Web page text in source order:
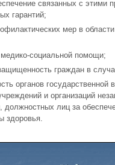
связанных с этими
гарантий;
мер в
социальной помощи;
граждан в
органов государственной
и организаций
должностных лиц за
здоровья.